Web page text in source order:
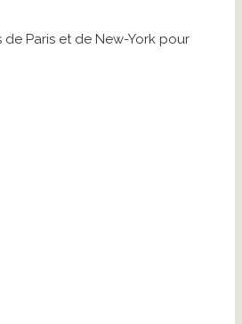
Paris et de New-York pour